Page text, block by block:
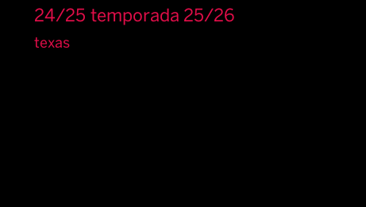
24/25 temporada 25/26
texas